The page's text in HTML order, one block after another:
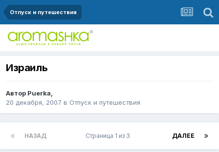
Отпуск и путешествия
Израиль
Автор Puerka,
20 декабря, 2007 в Отпуск и путешествия
НАЗАД ДАЛЕЕ
Страница 1 из 3